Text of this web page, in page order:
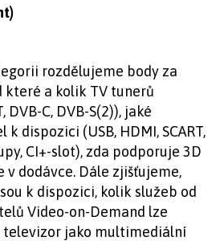
rozdělujeme body za
a kolik TV tunerů
C, DVB-S(2)), jaké
dispozici (USB, HDMI, SCART,
CI+-slot), zda podporuje 3D
dodávce. Dále zjišťujeme,
k dispozici, kolik služeb od
Video-on-Demand lze
televizor jako multimediální